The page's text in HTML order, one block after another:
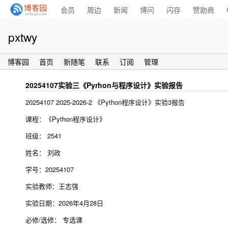
会员 周边 新闻 博问 闪存 赞助商
pxtwy
博客园 首页 新随笔 联系 订阅 管理
20254107实验三《Pyrhon与程序设计》实验报告
20254107 2025-2026-2 《Python程序设计》实验3报告
课程：《Python程序设计》
班级： 2541
姓名： 刘政
学号：20254107
实验教师：王志强
实验日期：2026年4月28日
必修/选修： 专选课